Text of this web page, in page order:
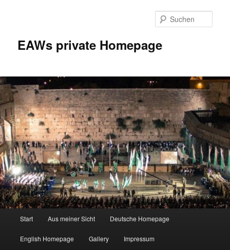
EAWs private Homepage
Start Aus meiner Sicht Deutsche Homepage
English Homepage Gallery Impressum